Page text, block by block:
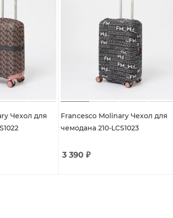
Чехол для
Francesco Molinary Чехол для
чемодана 210-LCS1023
3 390 ₽